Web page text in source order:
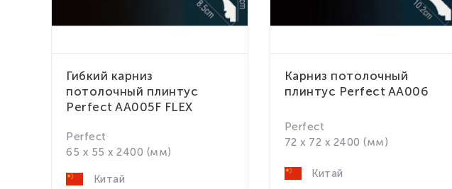
Гибкий карниз
потолочный плинтус
Perfect AA005F FLEX
Perfect
65 x 55 x 2400 (мм)
Китай
Карниз потолочный
плинтус Perfect AA006
Perfect
72 x 72 x 2400 (мм)
Китай